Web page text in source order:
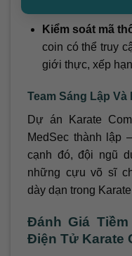
Kiểm soát mã
coin có thể truy
giới thực, xếp
Team Sáng Lập
Dự án Karate
MedSec thành lập
cạnh đó, đội ngũ
những cựu võ sĩ
dày dạn trong
Đánh Giá
Điện Tử Karate